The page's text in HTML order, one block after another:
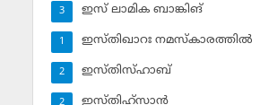
ഇസ് ലാമിക ബാങ്കിങ്‌
3
ഇസ്തിഖാറഃ നമസ്‌കാരത്തില്‍
1
ഇസ്തിസ്ഹാബ്
2
ഇസ്തിഹ്‌സാന്‍
2